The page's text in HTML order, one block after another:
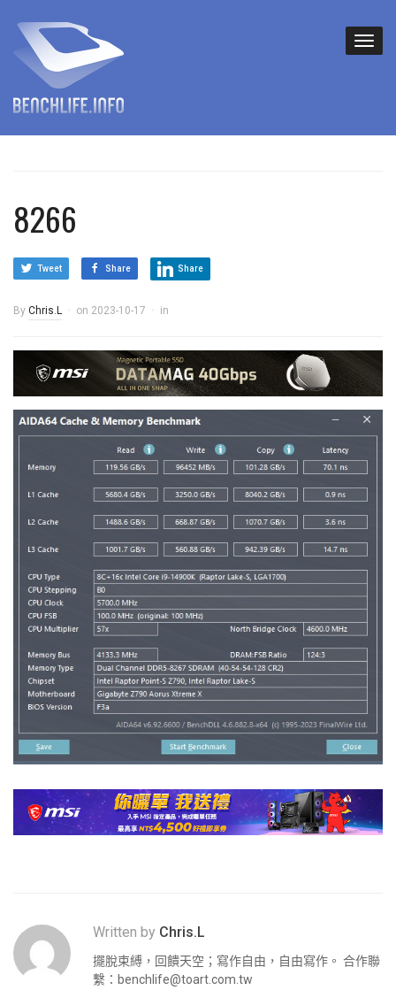
8266
Tweet Share Share
By Chris.L on 2023-10-17 in
Written by Chris.L
擺脫束縛，回饋天空；寫作自由，自由寫作。 合作聯
繫： benchlife@toart.com.tw